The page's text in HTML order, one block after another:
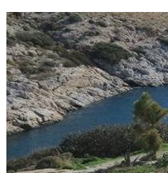
Das
ein neues
umgezogen
unterhttps://
forum.com